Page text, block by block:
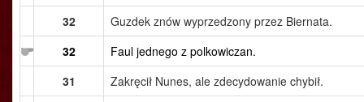
32
Guzdek znów wyprzedzony przez Biernata.
32
Faul jednego z polkowiczan.
31
Zakręcił Nunes, ale zdecydowanie chybił.